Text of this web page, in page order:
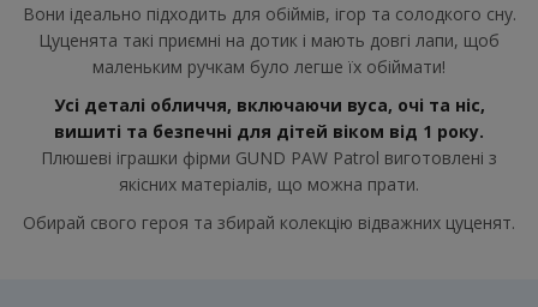
Вони ідеально підходить для обіймів, ігор та солодкого сну.
Цуценята такі приємні на дотик і мають довгі лапи, щоб
маленьким ручкам було легше їх обіймати!
Усі деталі обличчя, включаючи вуса, очі та ніс,
вишиті та безпечні для дітей віком від 1 року.
Плюшеві іграшки фірми GUND PAW Patrol виготовлені з
якісних матеріалів, що можна прати.
Обирай свого героя та збирай колекцію відважних цуценят.